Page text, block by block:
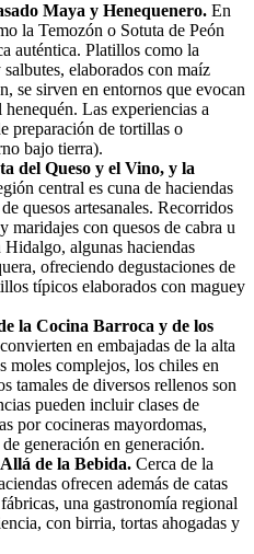
Maya y Henequenero. En
la Temozón o Sotuta de Peón
auténtica. Platillos como la
elaborados con maíz
se sirven en entornos que evocan
Las experiencias a
preparación de tortillas o
bajo tierra).
del Queso y el Vino, y la
central es cuna de haciendas
quesos artesanales. Recorridos
maridajes con quesos de cabra u
algunas haciendas
ofreciendo degustaciones de
típicos elaborados con maguey
la Cocina Barroca y de los
en embajadas de la alta
moles complejos, los chiles en
tamales de diversos rellenos son
pueden incluir clases de
por cocineras mayordomas,
generación en generación.
de la Bebida. Cerca de la
ofrecen además de catas
una gastronomía regional
con birria, tortas ahogadas y